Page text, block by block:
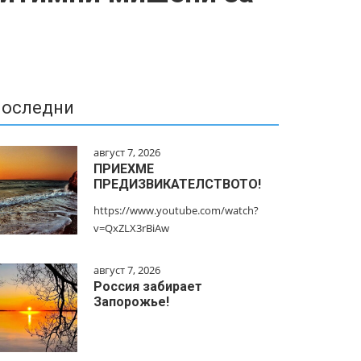
август 7, 2026
ПРИЕХМЕ
ПРЕДИЗВИКАТЕЛСТВОТО!
https://www.youtube.com/watch?
v=QxZLX3rBiAw
август 7, 2026
Россия забирает
Запорожье!